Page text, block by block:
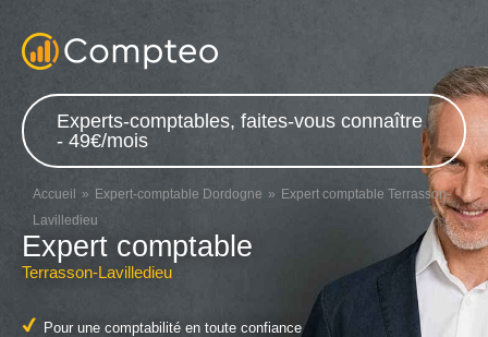
Experts-comptables, faites-vous connaître
- 49€/mois
Accueil Expert-comptable Dordogne
Expert comptable Terrasson-
Lavilledieu
Expert comptable
Terrasson-Lavilledieu
Pour une comptabilité en toute confiance